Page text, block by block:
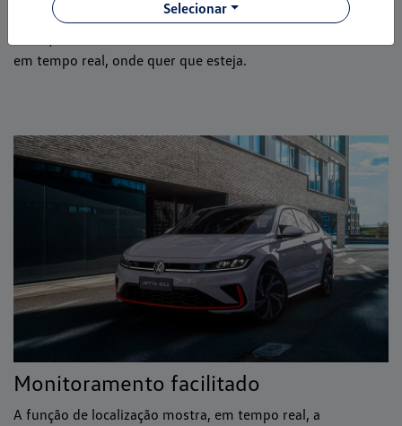
Com poucos toques no smartphone, você aciona o pisca-
em tempo real, onde quer que esteja.
Monitoramento facilitado
A função de localização mostra, em tempo real, a
Selecionar